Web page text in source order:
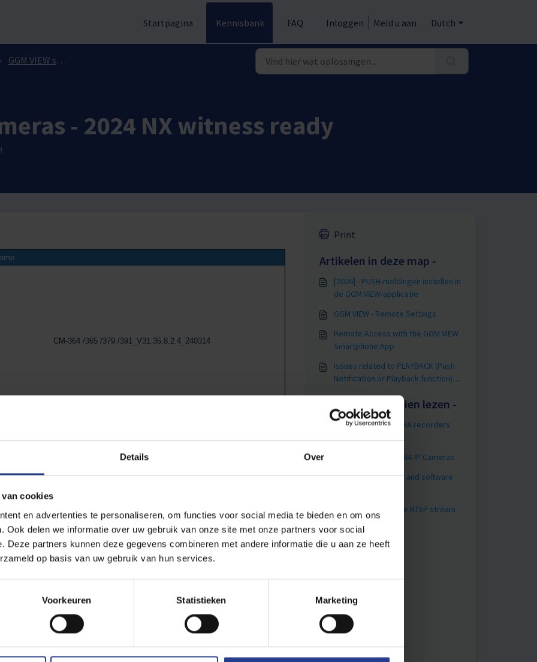
Details Over
cookies
en advertenties te personaliseren, om functies voor social media te bieden en om ons
Ook delen we informatie over uw gebruik van onze site met onze partners voor social
Deze partners kunnen deze gegevens combineren met andere informatie die u aan ze heeft
op basis van uw gebruik van hun services.
Voorkeuren Statistieken Marketing
Startpagina
Kennisbank FAQ Inloggen Meld u aan Dutch
GGM VIEW smartphone application
- 2024 NX witness ready
CM-364 /365 /379 /391_V31.35.8.2.4_240314
CM-381 /373 /382 V27.45.8.2.4_240314
CM-354-361-362-412_V21.45.8.2.4_240314
Print
Artikelen in deze map -
[2026] - PUSH-meldingen instellen in
de GGM VIEW-applicatie
GGM VIEW - Remote Settings
Remote Access with the GGM VIEW
Smartphone App
Issues related to PLAYBACK (Push
Notification or Playback function)
Dit wilt u misschien lezen -
Upgrading GIGAMEDIA recorders
Firmware - GIGAMEDIA IP Cameras
Uniview Information and software
UNIVIEW - How to use RTSP stream
from a camera